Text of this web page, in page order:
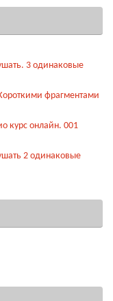
3 одинаковые
фрагментами
курс онлайн. 001
2 одинаковые